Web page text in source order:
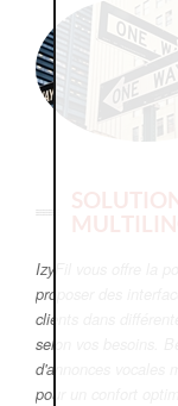
IzyFil vous offre la
proposer des
clients dans
selon vos besoins.
d'annonces vocales
pour un confort